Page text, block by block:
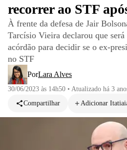
recorrer ao STF
À frente da defesa de Jair
Tarcísio Vieira declarou que
acórdão para decidir se o ex-
no STF
PorLara Alves
30/06/2023 às 14h50 • Atualizado há 3
Compartilhar
Adicionar